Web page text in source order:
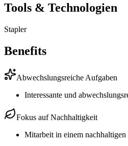
Tools & Technologien
Stapler
Benefits
Abwechslungsreiche Aufgaben
Interessante und
Fokus auf Nachhaltigkeit
Mitarbeit in einem nachhaltigen